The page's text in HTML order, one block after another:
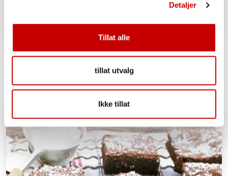
Detaljer
Tillat alle
tillat utvalg
Ikke tillat
40 - 60 MIDDELS